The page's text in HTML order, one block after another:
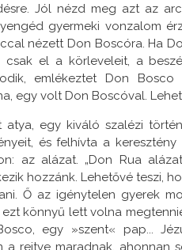
Jól nézd meg azt az
gyermeki vonzalom
nézett Don Boscóra. Ha
csak el a körleveleit, a
emlékeztet Don
egy volt Don Boscóval.
atya, egy kiváló szalézi
és felhívta a
az alázat. „Don Rua
hozzánk. Lehetővé teszi,
Ő az igénytelen gyerek
ezt könnyű lett volna
egy »szent« pap...
a rejtve maradnak, ahonnan